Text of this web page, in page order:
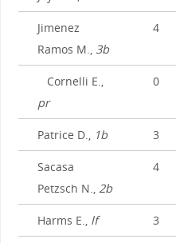
Jimenez
Ramos M., 3b
4
Cornelli E.,
pr
0
Patrice D., 1b 3
Sacasa
Petzsch N., 2b
4
Harms E., lf 3